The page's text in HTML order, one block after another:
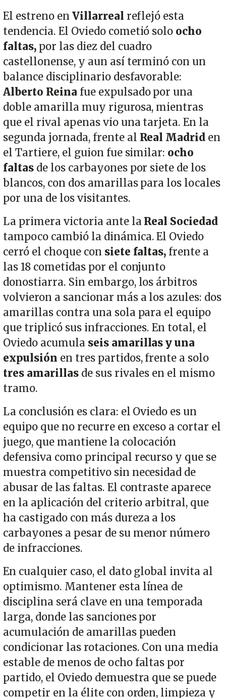
El estreno en Villarreal reflejó esta
tendencia. El Oviedo cometió solo ocho
faltas,por las diez del cuadro
castellonense, y aun así terminó con un
balance disciplinario desfavorable:
Alberto Reina fue expulsado por una
doble amarilla muy rigurosa, mientras
que el rival apenas vio una tarjeta. En la
segunda jornada, frente al Real Madrid en
el Tartiere, el guion fue similar: ocho
faltasde los carbayones por siete de los
blancos, con dos amarillas para los locales
por una de los visitantes.
La primera victoria ante laReal Sociedad
tampoco cambió la dinámica. El Oviedo
cerró el choque con siete faltas, frente a
las 18 cometidas por el conjunto
donostiarra. Sin embargo, los árbitros
volvieron a sancionar más a los azules: dos
amarillas contra una sola para el equipo
que triplicó sus infracciones. En total, el
Oviedo acumula seis amarillas y una
expulsión en tres partidos, frente a solo
tres amarillasde sus rivales en el mismo
tramo.
La conclusión es clara: el Oviedo es un
equipo que no recurre en exceso a cortar el
juego, que mantiene la colocación
defensiva como principal recurso y que se
muestra competitivo sin necesidad de
abusar de las faltas. El contraste aparece
en la aplicación del criterio arbitral, que
ha castigado con más dureza a los
carbayones a pesar de su menor número
de infracciones.
En cualquier caso, el dato global invita al
optimismo. Mantener esta línea de
disciplina será clave en una temporada
larga, donde las sanciones por
acumulación de amarillas pueden
condicionar las rotaciones. Con una media
estable de menos de ocho faltas por
partido, el Oviedo demuestra que se puede
competir en la élite con orden, limpieza y